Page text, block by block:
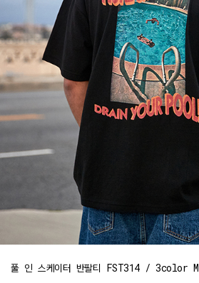
풀 인 스케이터 반팔티 FST314 / 3color M